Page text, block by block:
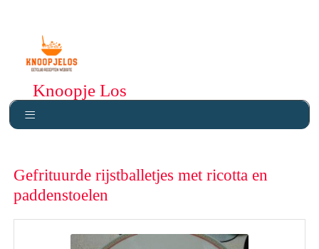
Knoopje Los
Gefrituurde rijstballetjes met ricotta en
paddenstoelen